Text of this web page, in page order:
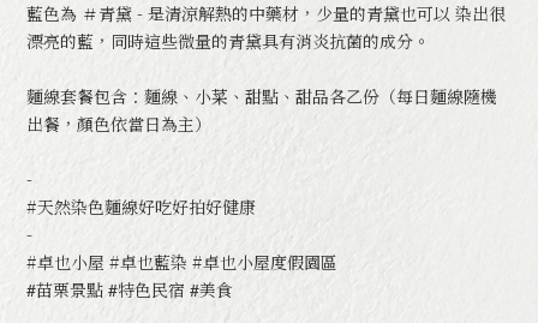
藍色為 ＃青黛 - 是清涼解熱的中藥材，少量的青黛也可以 染出很
漂亮的藍，同時這些微量的青黛具有消炎抗菌的成分。
麵線套餐包含：麵線、小菜、甜點、甜品各乙份（每日麵線隨機
出餐，顏色依當日為主）
-
#天然染色麵線好吃好拍好健康
-
#卓也小屋 #卓也藍染 #卓也小屋度假園區
#苗栗景點 #特色民宿 #美食